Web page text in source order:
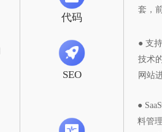
代码
SEO
套，
● 支
技术
网站
●
料管